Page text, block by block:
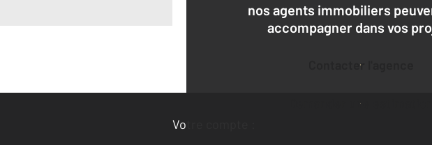
nos agents immobiliers
accompagner dans vos
Contacter l'agence
Demander une estimation
Votre compte :